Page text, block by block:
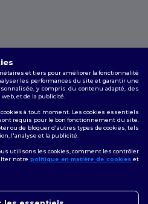
personnalisation
|Plan du Site
et tiers pour améliorer la fonctionnalité
les performances du site et garantir une
y compris du contenu adapté, des
et de la publicité.
à tout moment. Les cookies essentiels
requis pour le bon fonctionnement du site.
ou de bloquer d'autres types de cookies, tels
l'analyse et la publicité.
utilisons les cookies, comment les contrôler
notre politique en matière de cookies et